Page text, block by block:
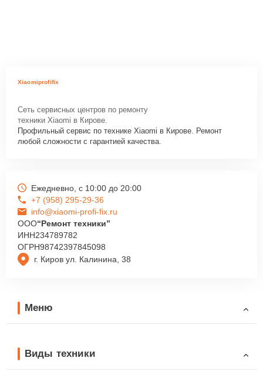
Xiaomiprofifix
Сеть сервисных центров по ремонту
техники Xiaomi в Кирове.
Профильный сервис по технике Xiaomi в Кирове. Ремонт
любой сложности с гарантией качества.
г. Киров ул. Калинина, 38
Ежедневно, с 10:00 до 20:00
+7 (958) 295-29-36
info@xiaomi-profi-fix.ru
ООО“Ремонт техники”
ИНН234789782
ОГРН98742397845098
Меню
Виды техники